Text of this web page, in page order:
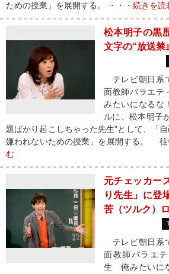
ための授業」を展開する。 ・・・ 続きを読
松本明子の黒
文字の“放送
テレビ朝日系
面教師バラエ
みたいになるな
ルに、松本明子
題ばかり起こしちゃった先生”として、「
嫌われないための授業」を展開する。 往
む
元チェッカー
り先生」に登
苦（ツルク）
テレビ朝日系
面教師バラエ
生 俺みたいに